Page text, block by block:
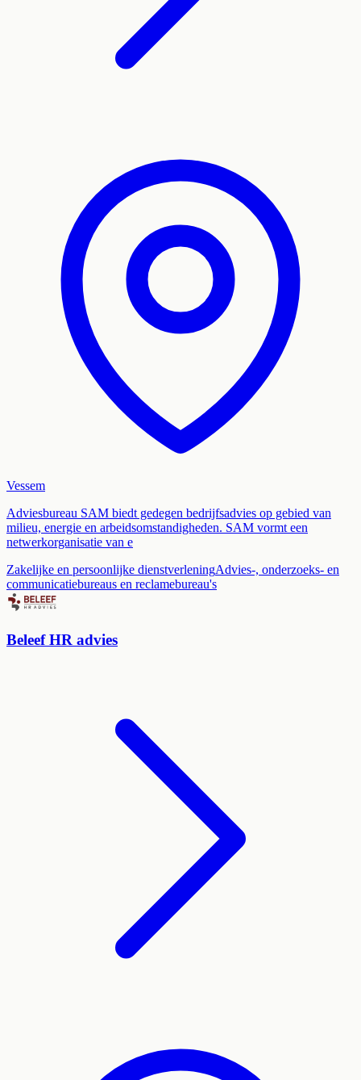
Vessem
Adviesbureau SAM biedt gedegen bedrijfsadvies op gebied van
milieu, energie en arbeidsomstandigheden. SAM vormt een
netwerkorganisatie van e
Zakelijke en persoonlijke dienstverleningAdvies-, onderzoeks- en
communicatiebureaus en reclamebureau's
Beleef HR advies